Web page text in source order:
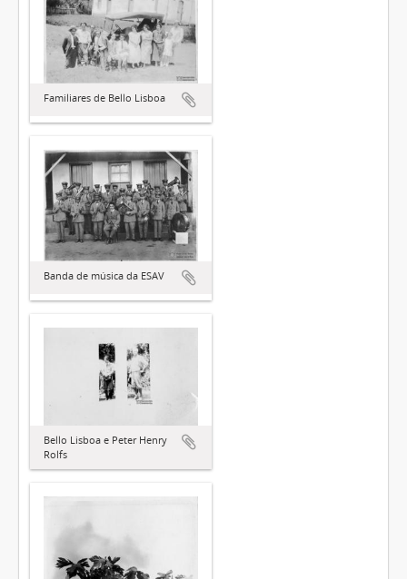
Familiares de Bello Lisboa
Banda de música da ESAV
Bello Lisboa e Peter Henry
Rolfs